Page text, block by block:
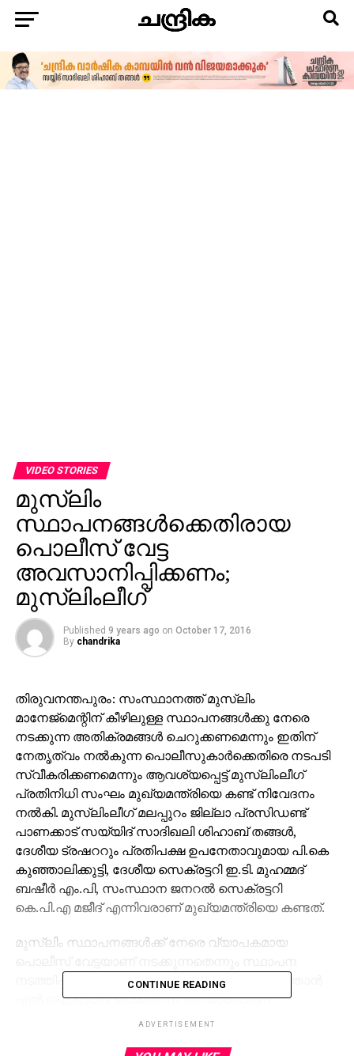
VIDEO STORIES
മുസ്‌ലിം
സ്ഥാപനങ്ങള്‍ക്കെതിരായ
പൊലീസ് വേട്ട
അവസാനിപ്പിക്കണം;
മുസ്‌ലിംലീഗ്
Published 9 years ago on October 17, 2016
By chandrika
തിരുവനന്തപുരം: സംസ്ഥാനത്ത് മുസ്‌ലിം
മാനേജ്‌മെന്റിന് കീഴിലുള്ള സ്ഥാപനങ്ങള്‍ക്കു നേരെ
നടക്കുന്ന അതിക്രമങ്ങള്‍ ചെറുക്കണമെന്നും ഇതിന്
നേതൃത്വം നല്‍കുന്ന പൊലീസുകാര്‍ക്കെതിരെ നടപടി
സ്വീകരിക്കണമെന്നും ആവശ്യപ്പെട്ട് മുസ്‌ലിംലീഗ്
പ്രതിനിധി സംഘം മുഖ്യമന്ത്രിയെ കണ്ട് നിവേദനം
നല്‍കി. മുസ്‌ലിംലീഗ് മലപ്പുറം ജില്ലാ പ്രസിഡണ്ട്
പാണക്കാട് സയ്യിദ് സാദിഖലി ശിഹാബ് തങ്ങള്‍,
ദേശീയ ട്രഷററും പ്രതിപക്ഷ ഉപനേതാവുമായ പി.കെ
കുഞ്ഞാലിക്കുട്ടി, ദേശീയ സെക്രട്ടറി ഇ.ടി. മുഹമ്മദ്
ബഷീര്‍ എം.പി, സംസ്ഥാന ജനറല്‍ സെക്രട്ടറി
കെ.പി.എ മജീദ് എന്നിവരാണ് മുഖ്യമന്ത്രിയെ കണ്ടത്.
മുസ്‌ലിം സ്ഥാപനങ്ങള്‍ക്ക് നേരെ വ്യാപകമായ
നടത്തിപ്പുകാരെ ക്രിമിനല്‍ കേസുകളില്‍പെടുത്താന്‍
എന്‍.ഐ.എയും പൊലീസും ഗൂഢാലോചന
നടത്തുന്നതായും മുഖ്യമന്ത്രിയുടെ ശ്രദ്ധയില്‍
CONTINUE READING
ADVERTISEMENT